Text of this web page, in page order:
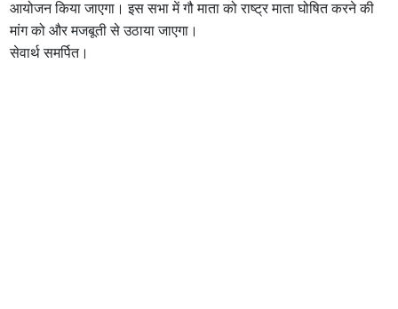
आयोजन किया जाएगा। इस सभा में गौ माता को राष्ट्र माता घोषित करने की
मांग को और मजबूती से उठाया जाएगा।
सेवार्थ समर्पित।